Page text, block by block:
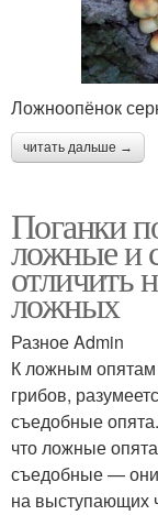
Ложноопёнок
читать дальше →
Поганки
ложные и
отличить
ложных
Разное Admin
К ложным опятам
грибов,
съедобные
что ложные
съедобные — они
на выступающих